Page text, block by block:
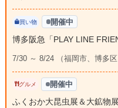
買い物 開催中
博多阪急「PLAY LINE
7/30 ～ 8/24 （福岡市、博多区
グルメ 開催中
ふくおか大昆虫展＆大鉱物